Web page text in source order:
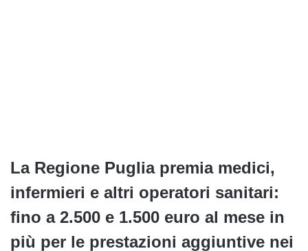
La Regione Puglia premia medici,
infermieri e altri operatori sanitari:
fino a 2.500 e 1.500 euro al mese in
più per le prestazioni aggiuntive nei